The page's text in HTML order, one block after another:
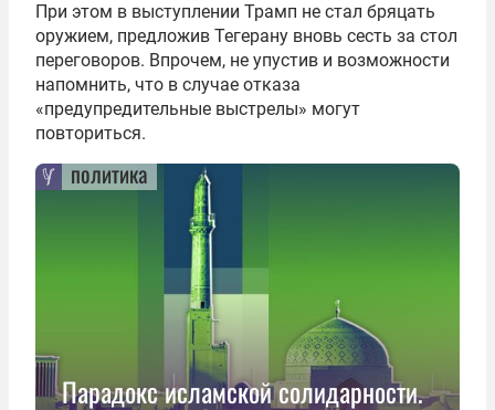
При этом в выступлении Трамп не стал бряцать
оружием, предложив Тегерану вновь сесть за стол
переговоров. Впрочем, не упустив и возможности
напомнить, что в случае отказа
«предупредительные выстрелы» могут
повториться.
политика
Парадокс исламской солидарности.